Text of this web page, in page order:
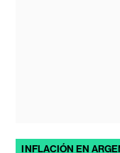
INFLACIÓN EN